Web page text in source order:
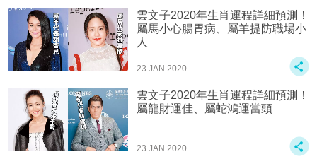
雲文子2020年生肖運程詳細預測！
屬馬小心腸胃病、屬羊提防職場小
人
23 JAN 2020
雲文子2020年生肖運程詳細預測！
屬龍財運佳、屬蛇鴻運當頭
23 JAN 2020